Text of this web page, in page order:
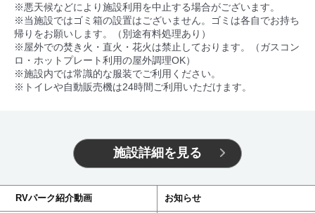
※悪天候などにより施設利用を中止する場合がございます。
※当施設ではゴミ箱の設置はございません。ゴミは各自でお持ち
帰りをお願いします。（別途有料処理あり）
※屋外での焚き火・直火・花火は禁止しております。（ガスコン
ロ・ホットプレート利用の屋外調理OK）
※施設内では常識的な服装でご利用ください。
※トイレや自動販売機は24時間ご利用いただけます。
施設詳細を見る
RVパーク紹介動画 お知らせ